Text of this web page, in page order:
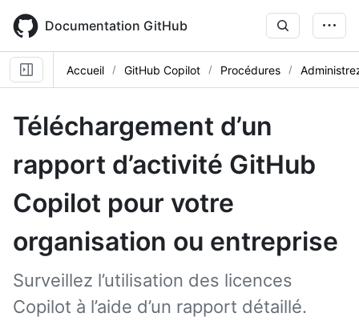
main
content
Documentation GitHub
Accueil GitHub Copilot Procédures
Téléchargement d’un
rapport d’activité GitHub
Copilot pour votre
organisation ou entreprise
Surveillez l’utilisation des licences
Copilot à l’aide d’un rapport détaillé.